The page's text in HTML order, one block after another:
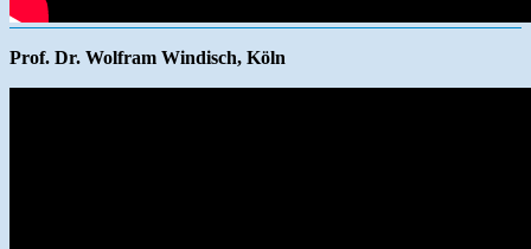
Prof. Dr. Wolfram Windisch, Köln